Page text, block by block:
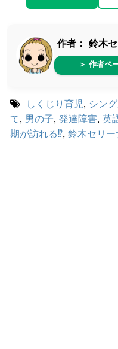
作者： 鈴木
＞ 作者ペ
しくじり育児, シン
て, 男の子, 発達障害, 英
期が訪れる⁉︎, 鈴木セリー